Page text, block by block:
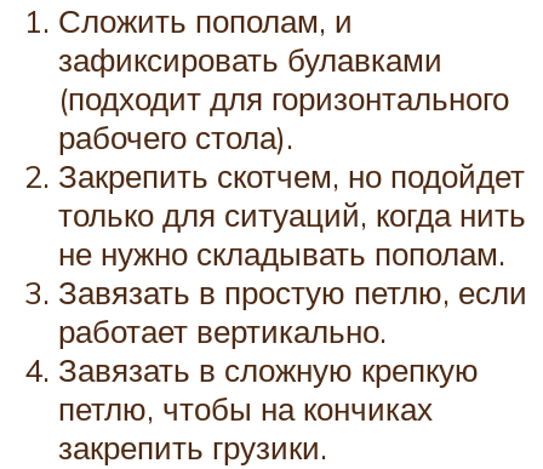
Сложить пополам, и
зафиксировать булавками
(подходит для горизонтального
рабочего стола).
Закрепить скотчем, но подойдет
только для ситуаций, когда нить
не нужно складывать пополам.
Завязать в простую петлю, если
работает вертикально.
Завязать в сложную крепкую
петлю, чтобы на кончиках
закрепить грузики.